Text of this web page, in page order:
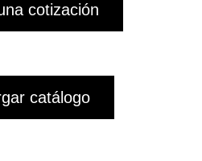
cotización
catálogo